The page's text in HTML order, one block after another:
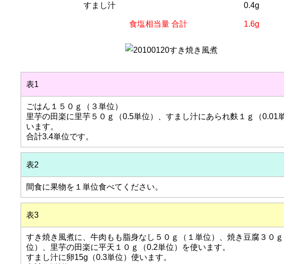
すまし汁 0.4g
食塩相当量 合計 1.6g
表1
ごはん１５０ｇ（３単位）
里芋の田楽に里芋５０ｇ（0.5単位）、すまし汁にあられ麩１ｇ（0.01
います。
合計3.4単位です。
表2
間食に果物を１単位食べてください。
表3
すき焼き風煮に、牛肉もも脂身なし５０ｇ（１単位）、焼き豆腐３０
位）、里芋の田楽に平天１０ｇ（0.2単位）を使います。
すまし汁に卵15g（0.3単位）使います。